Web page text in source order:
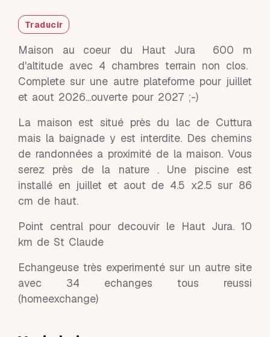
Traducir
Maison au coeur du Haut Jura 600 m
d'altitude avec 4 chambres terrain non clos.
Complete sur une autre plateforme pour juillet
et aout 2026...ouverte pour 2027 ;-)
La maison est situé près du lac de Cuttura
mais la baignade y est interdite. Des chemins
de randonnées a proximité de la maison. Vous
serez près de la nature . Une piscine est
installé en juillet et aout de 4.5 x2.5 sur 86
cm de haut.
Point central pour decouvir le Haut Jura. 10
km de St Claude
Echangeuse très experimenté sur un autre site
avec 34 echanges tous reussi
(homeexchange)